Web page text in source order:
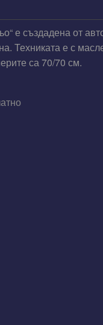
е създадена от
Техниката е с
са 70/70 см.